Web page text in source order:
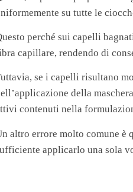
su tutte le
perché sui capelli
capillare, rendendo di
se i capelli risultano
della
contenuti nella
altro errore molto comune è
applicarlo una sola